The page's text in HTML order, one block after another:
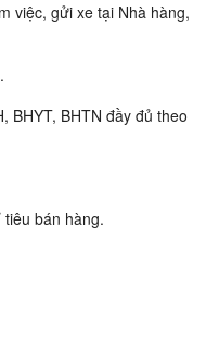
việc, gửi xe tại Nhà hàng,
BHYT, BHTN đầy đủ theo
bán hàng.